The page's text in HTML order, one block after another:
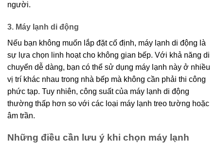
người.
3. Máy lạnh di động
Nếu bạn không muốn lắp đặt cố định, máy lạnh di động là
sự lựa chọn linh hoạt cho không gian bếp. Với khả năng di
chuyển dễ dàng, bạn có thể sử dụng máy lạnh này ở nhiều
vị trí khác nhau trong nhà bếp mà không cần phải thi công
phức tạp. Tuy nhiên, công suất của máy lạnh di động
thường thấp hơn so với các loại máy lạnh treo tường hoặc
âm trần.
Những điều cần lưu ý khi chọn máy lạnh